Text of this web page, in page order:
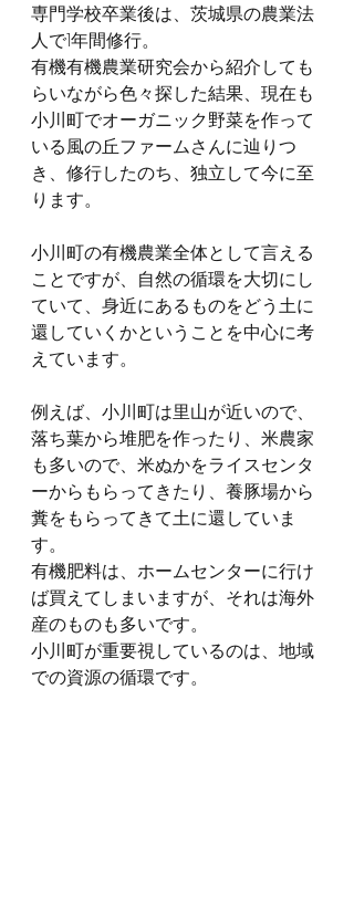
専門学校卒業後は、茨城県の農業法
人で1年間修行。
有機有機農業研究会から紹介しても
らいながら色々探した結果、現在も
小川町でオーガニック野菜を作って
いる風の丘ファームさんに辿りつ
き、修行したのち、独立して今に至
ります。
小川町の有機農業全体として言える
ことですが、自然の循環を大切にし
ていて、身近にあるものをどう土に
還していくかということを中心に考
えています。
例えば、小川町は里山が近いので、
落ち葉から堆肥を作ったり、米農家
も多いので、米ぬかをライスセンタ
ーからもらってきたり、養豚場から
糞をもらってきて土に還していま
す。
有機肥料は、ホームセンターに行け
ば買えてしまいますが、それは海外
産のものも多いです。
小川町が重要視しているのは、地域
での資源の循環です。